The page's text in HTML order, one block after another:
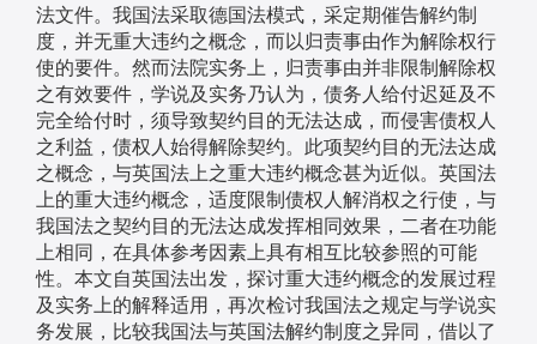
法文件。我国法采取德国法模式，采定期催告解约制
度，并无重大违约之概念，而以归责事由作为解除权行
使的要件。然而法院实务上，归责事由并非限制解除权
之有效要件，学说及实务乃认为，债务人给付迟延及不
完全给付时，须导致契约目的无法达成，而侵害债权人
之利益，债权人始得解除契约。此项契约目的无法达成
之概念，与英国法上之重大违约概念甚为近似。英国法
上的重大违约概念，适度限制债权人解消权之行使，与
我国法之契约目的无法达成发挥相同效果，二者在功能
上相同，在具体参考因素上具有相互比较参照的可能
性。本文自英国法出发，探讨重大违约概念的发展过程
及实务上的解释适用，再次检讨我国法之规定与学说实
务发展，比较我国法与英国法解约制度之异同，借以了